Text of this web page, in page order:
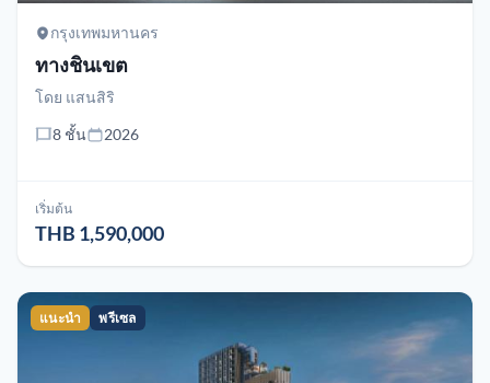
กรุงเทพมหานคร
ทางชินเขต
โดย แสนสิริ
8 ชั้น
2026
เริ่มต้น
THB 1,590,000
แนะนำ พรีเซล